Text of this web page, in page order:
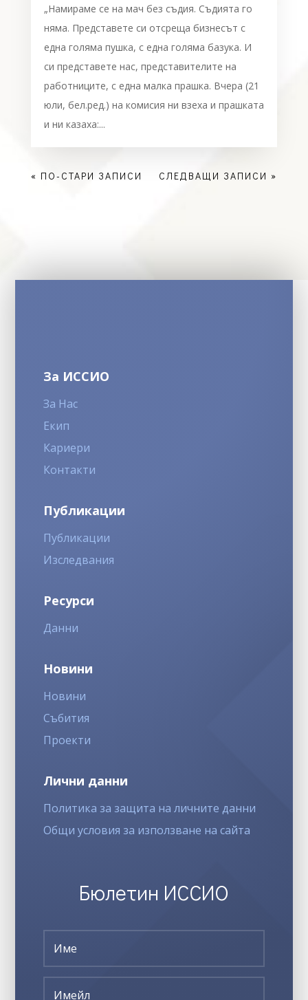
„Намираме се на мач без съдия. Съдията го
няма. Представете си отсреща бизнесът с
една голяма пушка, с една голяма базука. И
си представете нас, представителите на
работниците, с една малка прашка. Вчера (21
юли, бел.ред.) на комисия ни взеха и прашката
и ни казаха:...
« ПО-СТАРИ ЗАПИСИ СЛЕДВАЩИ ЗАПИСИ »
За ИССИО
За Нас
Екип
Кариери
Контакти
Публикации
Публикации
Изследвания
Ресурси
Данни
Новини
Новини
Събития
Проекти
Лични данни
Политика за защита на личните данни
Общи условия за използване на сайта
Бюлетин ИССИО